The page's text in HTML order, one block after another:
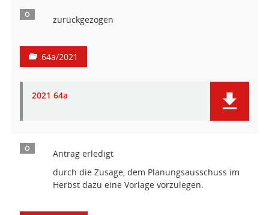
Ö zurückgezogen
64a/2021
2021 64a
Ö
Antrag erledigt
durch die Zusage, dem Planungsausschuss im
Herbst dazu eine Vorlage vorzulegen.